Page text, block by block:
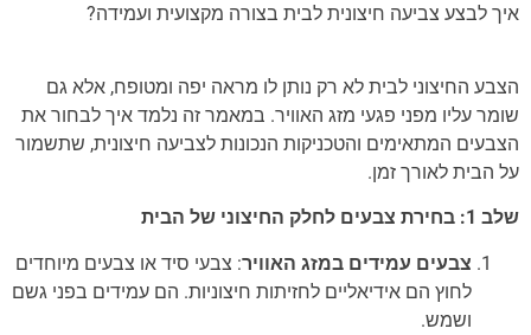
איך לבצע צביעה חיצונית לבית בצורה מקצועית ועמידה?
הצבע החיצוני לבית לא רק נותן לו מראה יפה ומטופח, אלא גם
שומר עליו מפני פגעי מזג האוויר. במאמר זה נלמד איך לבחור את
הצבעים המתאימים והטכניקות הנכונות לצביעה חיצונית, שתשמור
על הבית לאורך זמן.
שלב 1: בחירת צבעים לחלק החיצוני של הבית
צבעים עמידים במזג האוויר: צבעי סיד או צבעים מיוחדים
לחוץ הם אידיאליים לחזיתות חיצוניות. הם עמידים בפני גשם
ושמש.